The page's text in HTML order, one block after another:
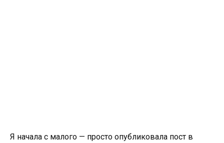
Я начала с малого — просто опубликовала пост в